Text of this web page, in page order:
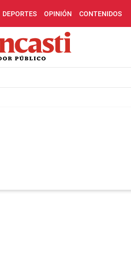
DEPORTES OPINIÓN CONTENIDOS